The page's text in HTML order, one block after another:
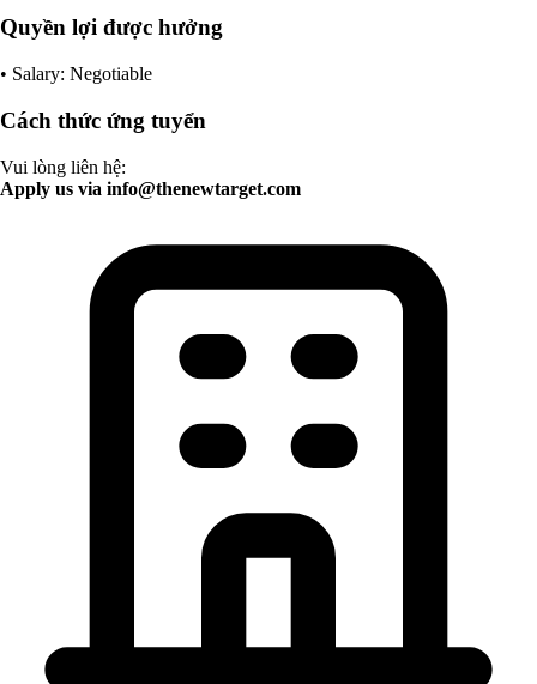
Quyền lợi được hưởng
• Salary: Negotiable
Cách thức ứng tuyển
Vui lòng liên hệ:
Apply us via info@thenewtarget.com